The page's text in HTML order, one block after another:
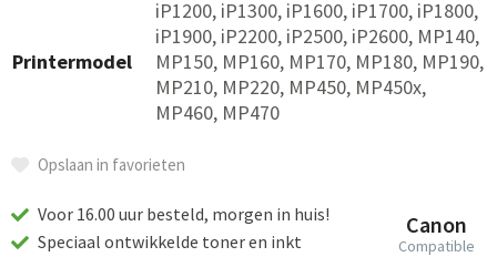
Printermodel
iP1200, iP1300, iP1600, iP1700, iP1800,
iP1900, iP2200, iP2500, iP2600, MP140,
MP150, MP160, MP170, MP180, MP190,
MP210, MP220, MP450, MP450x,
MP460, MP470
Opslaan in favorieten
Canon
Compatible
Voor 16.00 uur besteld, morgen in huis!
Speciaal ontwikkelde toner en inkt